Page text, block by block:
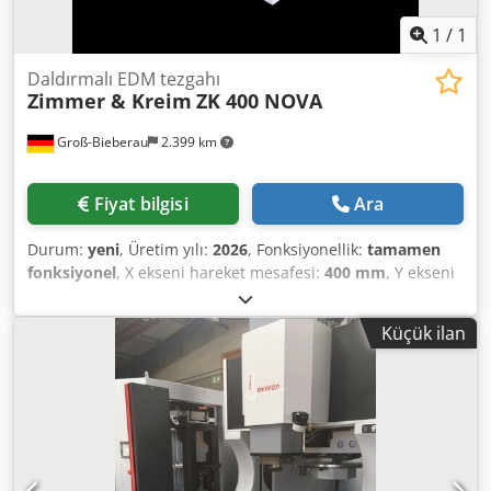
1 / 1
Groß-Bieberau 2.399 km
Daldırmalı EDM tezgahı
Zimmer & Kreim ZK 400 NOVA
Fiyat bilgisi Ara
Durum: yeni, Üretim yılı: 2026, Fonksiyonellik: tamamen
fonksiyonel, X ekseni hareket mesafesi: 400 mm, Y ekseni
, Z ekseni hareket mesafesi:
mm, iş parçası ağırlığı (maks.):700 kg, garanti süresi:12
, Precision & Stability through Robust Construction.
The static, dynamic, and rigid mechanical design ensures
consistently stable operation at high performance levels.
Linear glass scales in X, Y, and Z axes enable precise
position detection and minimize measurement errors.
Compact & Rigid Mechanical Concept. The short C-frame
design combined with generously dimensioned cast
Küçük ilan